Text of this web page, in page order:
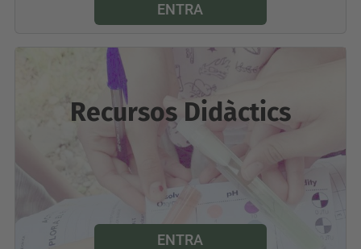
ENTRA
Recursos Didàctics
ENTRA